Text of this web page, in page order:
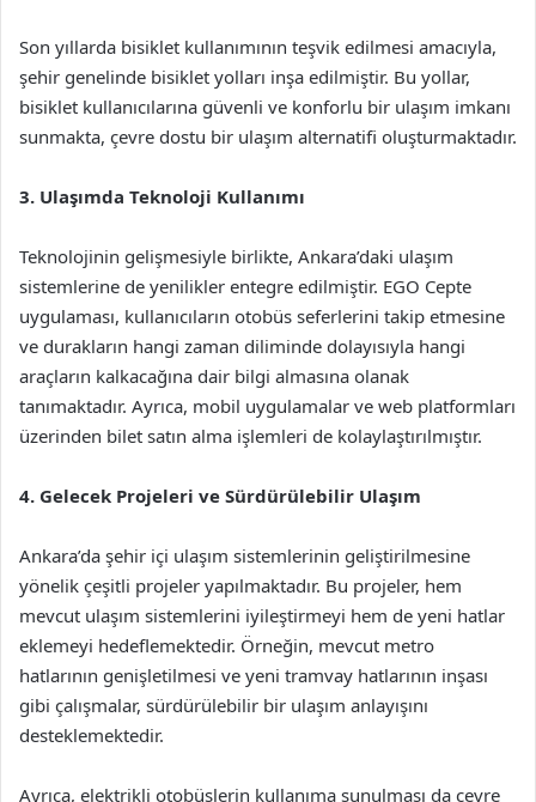
Son yıllarda bisiklet kullanımının teşvik edilmesi amacıyla,
şehir genelinde bisiklet yolları inşa edilmiştir. Bu yollar,
bisiklet kullanıcılarına güvenli ve konforlu bir ulaşım imkanı
sunmakta, çevre dostu bir ulaşım alternatifi oluşturmaktadır.
3. Ulaşımda Teknoloji Kullanımı
Teknolojinin gelişmesiyle birlikte, Ankara’daki ulaşım
sistemlerine de yenilikler entegre edilmiştir. EGO Cepte
uygulaması, kullanıcıların otobüs seferlerini takip etmesine
ve durakların hangi zaman diliminde dolayısıyla hangi
araçların kalkacağına dair bilgi almasına olanak
tanımaktadır. Ayrıca, mobil uygulamalar ve web platformları
üzerinden bilet satın alma işlemleri de kolaylaştırılmıştır.
4. Gelecek Projeleri ve Sürdürülebilir Ulaşım
Ankara’da şehir içi ulaşım sistemlerinin geliştirilmesine
yönelik çeşitli projeler yapılmaktadır. Bu projeler, hem
mevcut ulaşım sistemlerini iyileştirmeyi hem de yeni hatlar
eklemeyi hedeflemektedir. Örneğin, mevcut metro
hatlarının genişletilmesi ve yeni tramvay hatlarının inşası
gibi çalışmalar, sürdürülebilir bir ulaşım anlayışını
desteklemektedir.
Ayrıca, elektrikli otobüslerin kullanıma sunulması da çevre